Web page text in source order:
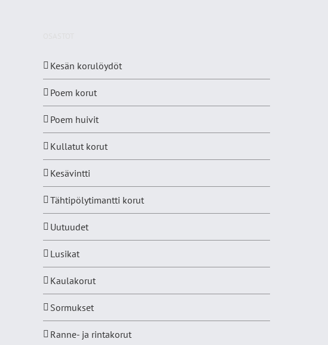
Kesän korulöydöt
Poem korut
Poem huivit
Kullatut korut
Kesävintti
Tähtipölytimantti korut
Uutuudet
Lusikat
Kaulakorut
Sormukset
Ranne- ja rintakorut